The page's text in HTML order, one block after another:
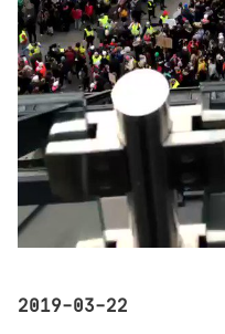
2019-03-22